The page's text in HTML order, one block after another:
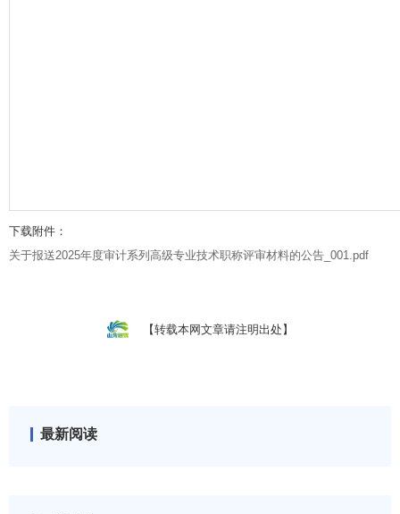
下载附件：
关于报送2025年度审计系列高级专业技术职称评审材料的公告_001.pdf
【转载本网文章请注明出处】
最新阅读